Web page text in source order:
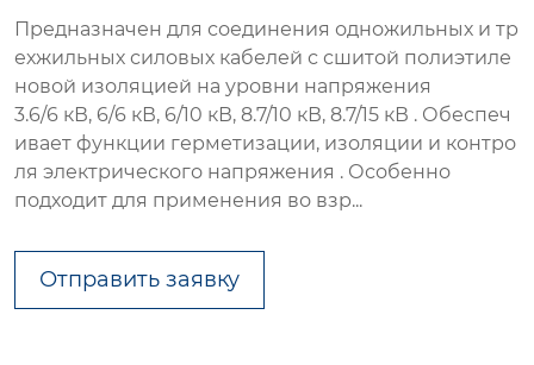
Предназначен для соединения одножильных и тр
ехжильных силовых кабелей с сшитой полиэтиле
новой изоляцией на уровни напряжения
3.6/6 кВ, 6/6 кВ, 6/10 кВ, 8.7/10 кВ, 8.7/15 кВ . Обеспеч
ивает функции герметизации, изоляции и контро
ля электрического напряжения . Особенно
подходит для применения во взр...
Отправить заявку